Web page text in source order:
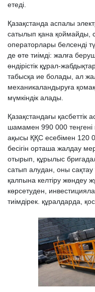
етеді.
Қазақстанда аспалы
сатылып қана қоймайды,
операторлары белсенді
де өте тиімді: жалға
өндірістік құрал-
табысқа ие болады, ал
механикаландыруға
мүмкіндік алады.
Қазақстандағы
шамамен 990 000
ақысы ҚҚС есебімен 120
бесігін орташа жалдау
отырып, құрылыс
сатып алудан, оны сақтау
қалпына келтіру жөндеу
көрсетуден,
тиімдірек. құралдарда,